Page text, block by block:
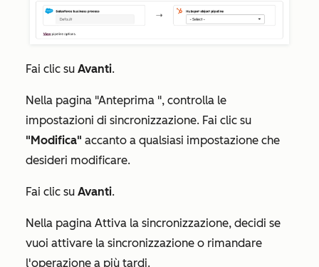
Fai clic su Avanti.
Nella pagina "Anteprima ", controlla le
impostazioni di sincronizzazione. Fai clic su
"Modifica" accanto a qualsiasi impostazione che
desideri modificare.
Fai clic su Avanti.
Nella pagina Attiva la sincronizzazione, decidi se
vuoi attivare la sincronizzazione o rimandare
l'operazione a più tardi.